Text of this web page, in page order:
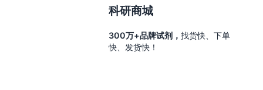
科研商城
300万+品牌试剂，找货快、下单
快、发货快！